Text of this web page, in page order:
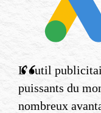
L’outil
puissants du
nombreux